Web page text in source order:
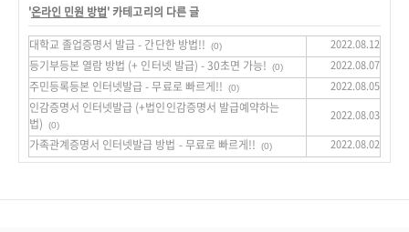
'온라인 민원 방법' 카테고리의 다른 글
대학교 졸업증명서 발급 - 간단한 방법!!
(0) 2022.08.12
등기부등본 열람 방법 (+ 인터넷 발급) - 30초면 가능! (0) 2022.08.07
주민등록등본 인터넷발급 - 무료로 빠르게!! (0) 2022.08.05
인감증명서 인터넷발급 (+법인인감증명서 발급예약하는
법)
(0)
2022.08.03
가족관계증명서 인터넷발급 방법 - 무료로 빠르게!! (0) 2022.08.02